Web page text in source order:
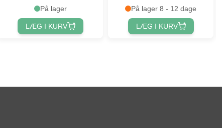
På lager
LÆG I KURV
På lager 8 - 12 dage
LÆG I KURV